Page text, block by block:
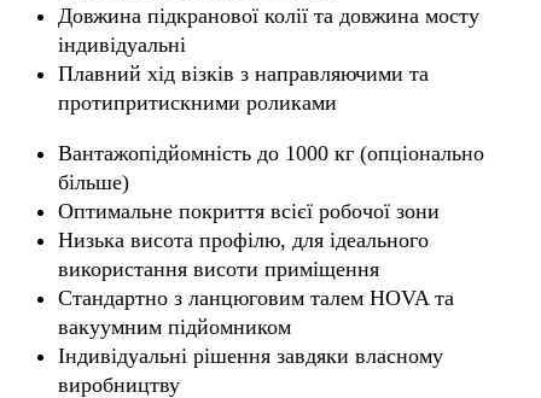
Довжина підкранової колії та довжина мосту
індивідуальні
Плавний хід візків з направляючими та
протипритискними роликами
Вантажопідйомність до 1000 кг (опціонально
більше)
Оптимальне покриття всієї робочої зони
Низька висота профілю, для ідеального
використання висоти приміщення
Стандартно з ланцюговим талем HOVA та
вакуумним підйомником
Індивідуальні рішення завдяки власному
виробництву